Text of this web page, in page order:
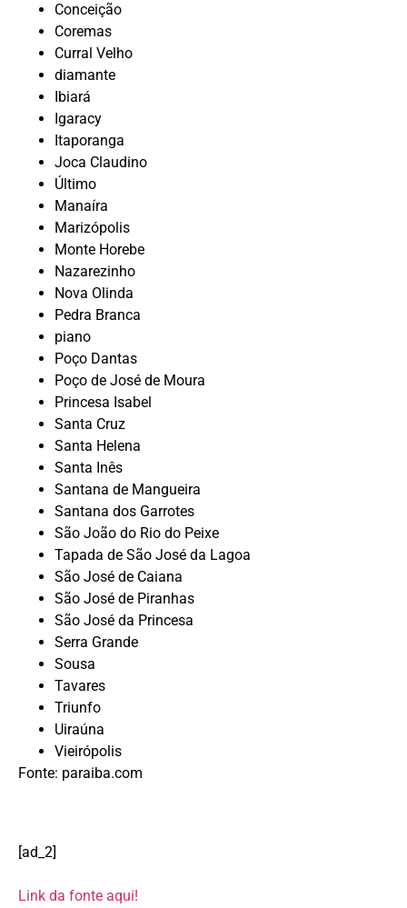
Conceição
Coremas
Curral Velho
diamante
Ibiará
Igaracy
Itaporanga
Joca Claudino
Último
Manaíra
Marizópolis
Monte Horebe
Nazarezinho
Nova Olinda
Pedra Branca
piano
Poço Dantas
Poço de José de Moura
Princesa Isabel
Santa Cruz
Santa Helena
Santa Inês
Santana de Mangueira
Santana dos Garrotes
São João do Rio do Peixe
Tapada de São José da Lagoa
São José de Caiana
São José de Piranhas
São José da Princesa
Serra Grande
Sousa
Tavares
Triunfo
Uiraúna
Vieirópolis
Fonte: paraiba.com
[ad_2]
Link da fonte aqui!